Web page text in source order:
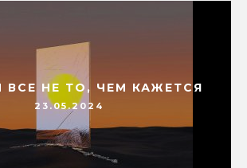
ВСЕ НЕ ТО, ЧЕМ КАЖЕТСЯ
23.05.2024